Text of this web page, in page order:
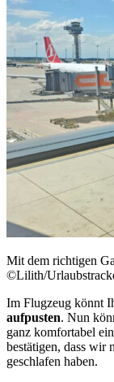
Mit dem richtigen
©Lilith/
Im Flugzeug könnt
aufpusten. Nun
ganz komfortabel
bestätigen, dass wir
geschlafen haben.